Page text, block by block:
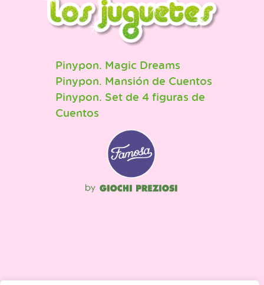
Pinypon. Magic Dreams
Pinypon. Mansión de Cuentos
Pinypon. Set de 4 figuras de
Cuentos